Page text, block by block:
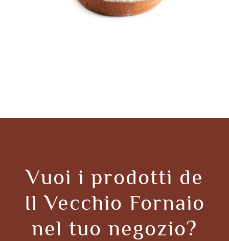
Vuoi i prodotti de
Il Vecchio Fornaio
nel tuo negozio?